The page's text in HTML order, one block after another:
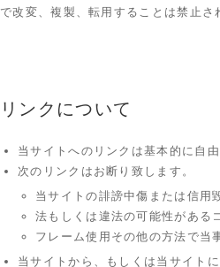
で改変、複製、転用することは禁止さ
リンクについて
当サイトへのリンクは基本的に自
次のリンクはお断り致します。
当サイトの誹謗中傷または信用
法もしくは違法の可能性がある
フレーム使用その他の方法で当
当サイトから、もしくは当サイト